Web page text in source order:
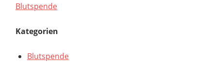
Blutspende
Kategorien
Blutspende